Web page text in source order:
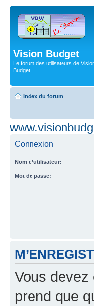
Vision Budget
Le forum des utilisateurs de
Budget
Index du forum
Connexion
Nom d’utilisateur:
Mot de passe:
Vous devez
prend que